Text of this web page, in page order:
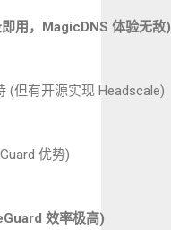
用， MagicDNS 体验无敌)
(但有开源实现 Headscale)
优势)
效率极高)